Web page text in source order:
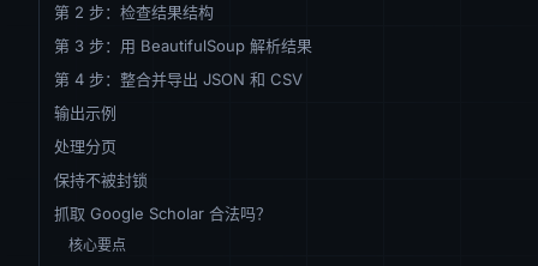
第 2 步：检查结果结构
第 3 步：用 BeautifulSoup 解析结果
第 4 步：整合并导出 JSON 和 CSV
输出示例
处理分页
保持不被封锁
抓取 Google Scholar 合法吗？
核心要点